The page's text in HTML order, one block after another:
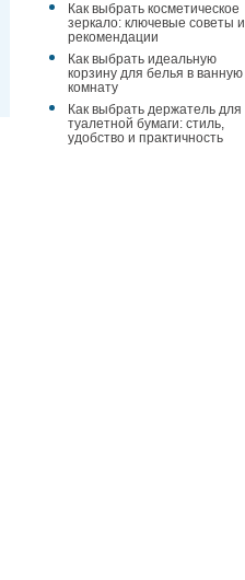
Как выбрать косметическое
зеркало: ключевые советы и
рекомендации
Как выбрать идеальную
корзину для белья в ванную
комнату
Как выбрать держатель для
туалетной бумаги: стиль,
удобство и практичность